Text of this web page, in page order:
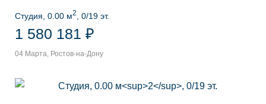
Студия, 0.00 м2 , 0/19 эт.
1 580 181 ₽
04 Марта, Ростов-на-Дону